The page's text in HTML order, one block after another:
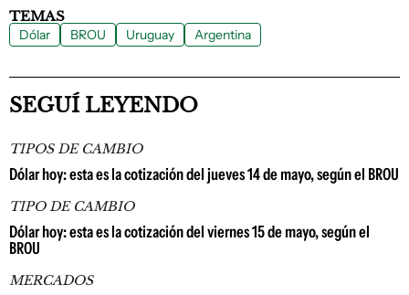
TEMAS
Dólar BROU Uruguay Argentina
SEGUÍ LEYENDO
TIPOS DE CAMBIO
Dólar hoy: esta es la cotización del jueves 14 de mayo, según el BROU
TIPO DE CAMBIO
Dólar hoy: esta es la cotización del viernes 15 de mayo, según el
BROU
MERCADOS